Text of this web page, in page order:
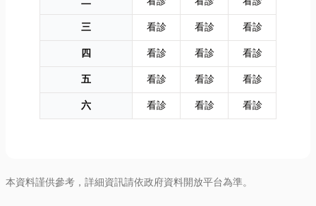
三
看診 看診
看診
四
看診 看診
看診
五
看診 看診
看診
六
看診 看診 看診
本資料謹供參考，詳細資訊請依政府資料開放平台為準。